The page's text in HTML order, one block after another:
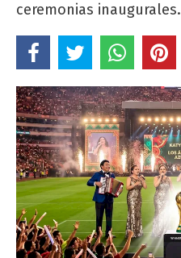
ceremonias inaugurales.